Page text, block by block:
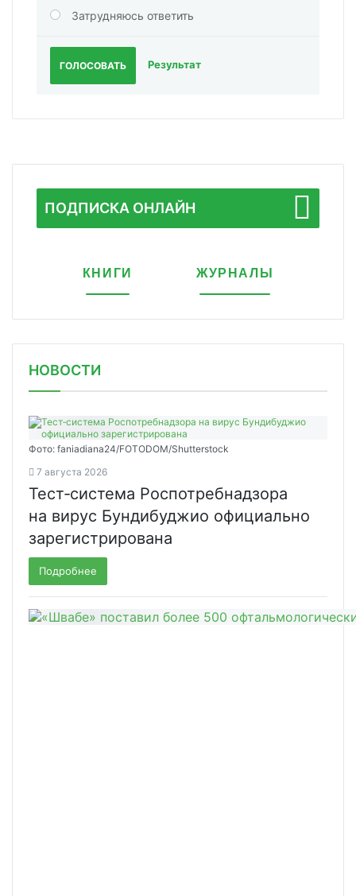
Затрудняюсь ответить
ГОЛОСОВАТЬ Результат
ПОДПИСКА ОНЛАЙН
КНИГИ ЖУРНАЛЫ
НОВОСТИ
Фото: faniadiana24/FOTODOM/Shutterstock
7 августа 2026
Тест‑система Роспотребнадзора
на вирус Бундибуджио официально
зарегистрирована
Подробнее